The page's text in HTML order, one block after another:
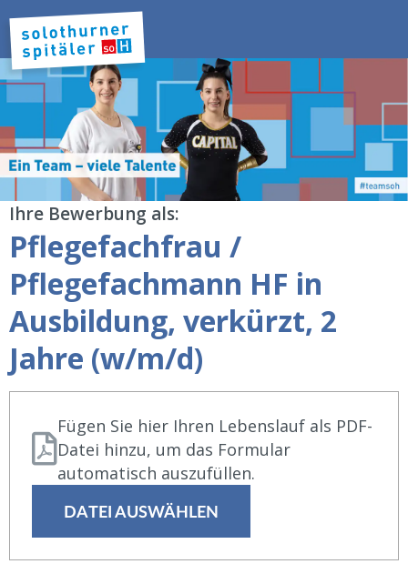
Ihre Bewerbung als:
Pflegefachfrau /
Pflegefachmann HF in
Ausbildung, verkürzt, 2
Jahre (w/m/d)
Fügen Sie hier Ihren Lebenslauf als PDF-
Datei hinzu, um das Formular
automatisch auszufüllen.
DATEI AUSWÄHLEN